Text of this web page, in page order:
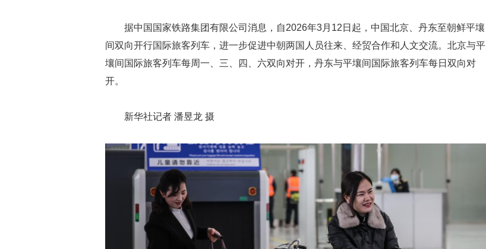
据中国国家铁路集团有限公司消息，自2026年3月12日起，中国北京、丹东至朝鲜平壤
间双向开行国际旅客列车，进一步促进中朝两国人员往来、经贸合作和人文交流。北京与平
壤间国际旅客列车每周一、三、四、六双向对开，丹东与平壤间国际旅客列车每日双向对
开。
新华社记者 潘昱龙 摄